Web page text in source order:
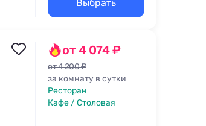
Выбрать
от 4 074 ₽
от 4 200 ₽
за комнату в сутки
Ресторан
Кафе / Столовая